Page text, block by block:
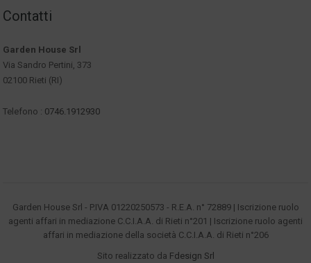
Contatti
Garden House Srl
Via Sandro Pertini, 373
02100 Rieti (RI)
Telefono : 0746.1912930
Garden House Srl - P.IVA 01220250573 - R.E.A. n° 72889 | Iscrizione ruolo
agenti affari in mediazione C.C.I.A.A. di Rieti n°201 | Iscrizione ruolo agenti
affari in mediazione della società C.C.I.A.A. di Rieti n°206
Sito realizzato da Fdesign Srl